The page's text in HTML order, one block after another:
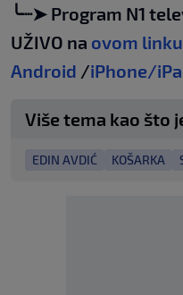
╰┈➤ Program N1
UŽIVO na ovom linku
Android /iPhone/
Više tema kao što
EDIN AVDIĆ KOŠARKA